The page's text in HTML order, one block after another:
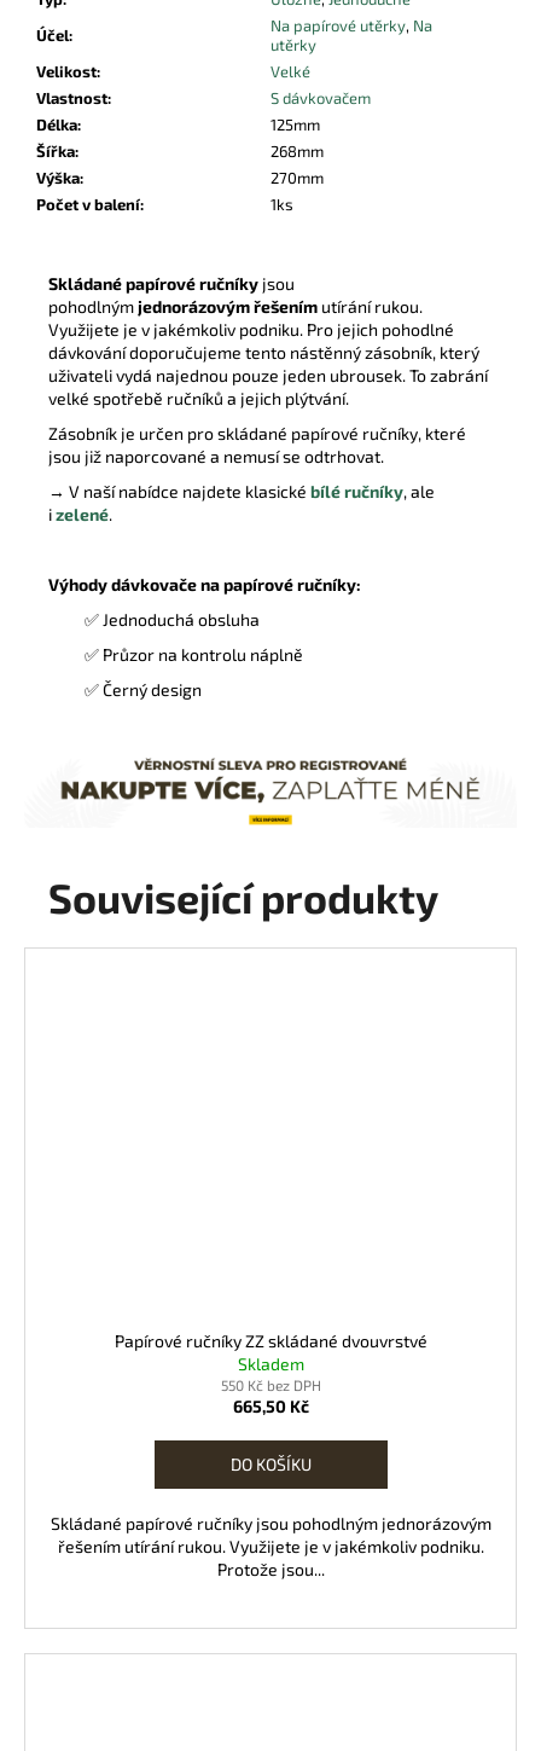
Skládané papírové ručníky jsou
pohodlnýmjednorázovým řešením utírání rukou.
Využijete je v jakémkoliv podniku. Pro jejich pohodlné
dávkování doporučujeme tento nástěnný zásobník, který
uživateli vydá najednou pouze jeden ubrousek. To zabrání
velké spotřebě ručníků a jejich plýtvání.
Zásobník je určen pro skládané papírové ručníky, které
jsou již naporcované a nemusí se odtrhovat.
→ V naší nabídce najdete klasické bílé ručníky, ale
izelené.
Výhody dávkovače na papírové ručníky:
✅ Jednoduchá obsluha
✅ Průzor na kontrolu náplně
✅ Černý design
Účel: Na papírové utěrky, Na
utěrky
Velikost:
Velké
Vlastnost:
S dávkovačem
Délka:
125mm
Šířka:
268mm
Výška:
270mm
Počet v balení: 1ks
Související produkty
Papírové ručníky ZZ skládané dvouvrstvé
Skladem
550 Kč bez DPH
665,50 Kč
DO KOŠÍKU
Skládané papírové ručníky jsou pohodlným jednorázovým
řešením utírání rukou. Využijete je v jakémkoliv podniku.
Protože jsou...